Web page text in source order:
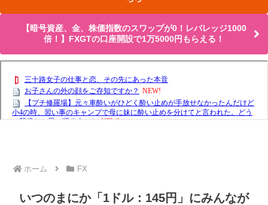
【暗号資産、金、株価指数のスワップが0！レバレッジ1000
倍！】FXGTの口座開設で1万5000円もらえる！
ホーム FX
いつのまにか「1ドル：145円」にみんなが